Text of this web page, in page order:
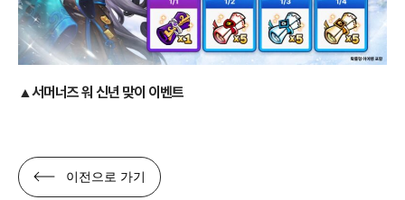
▲서머너즈 워 신년 맞이 이벤트
이전으로 가기